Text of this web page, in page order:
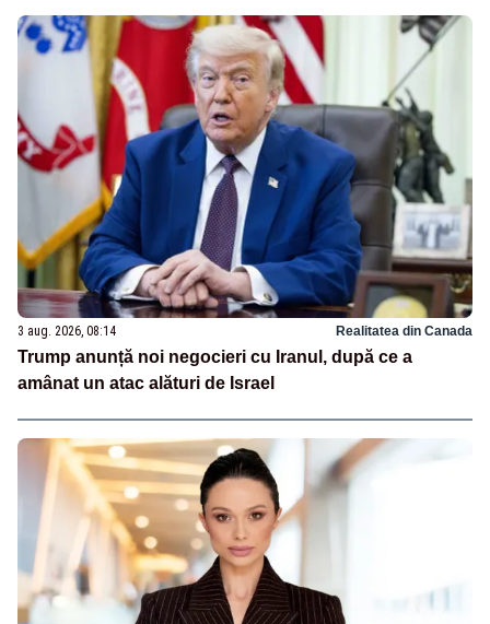
3 aug. 2026, 08:14 Realitatea din Canada
Trump anunță noi negocieri cu Iranul, după ce a
amânat un atac alături de Israel